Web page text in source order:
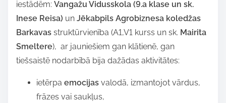
i
s
p
o
s
iestādēm: Vangažu Vidusskola (9.a klase un sk.
Inese Reisa) un Jēkabpils Agrobiznesa koledžas
Barkavas struktūrvienība (A1,V1 kurss un sk. Mairita
Smeltere), ar jauniešiem gan klātienē, gan
tiešsaistē nodarbībā bija dažādas aktivitātes:
ietērpa emocijas valodā, izmantojot vārdus,
frāzes vai saukļus,